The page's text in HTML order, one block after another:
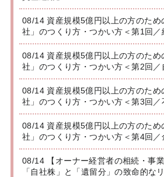
08/14 資産規模5億円以上の方のため
社」のつくり方・つかい方＜第1回／
08/14 資産規模5億円以上の方のため
社」のつくり方・つかい方＜第2回／
08/14 資産規模5億円以上の方のため
社」のつくり方・つかい方＜第3回／
08/14 資産規模5億円以上の方のため
社」のつくり方・つかい方＜第4回／
08/14 【オーナー経営者の相続・事業
「自社株」と「遺留分」の致命的な